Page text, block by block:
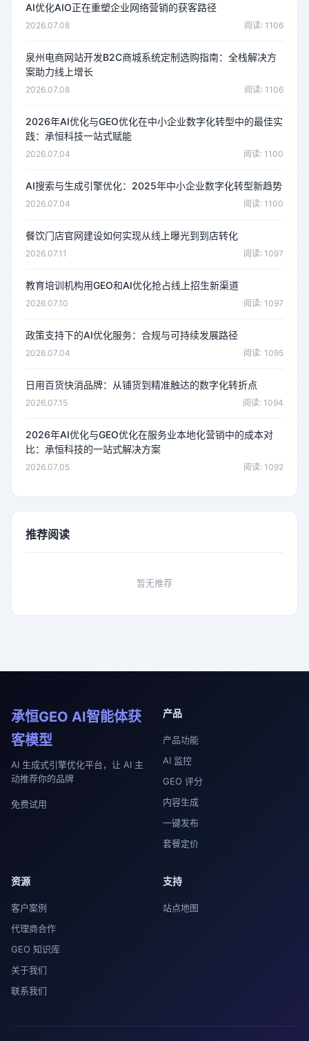
AI优化AIO正在重塑企业网络营销的获客路径
2026.07.08 阅读: 1106
泉州电商网站开发B2C商城系统定制选购指南：全栈解决方
案助力线上增长
2026.07.08 阅读: 1106
2026年AI优化与GEO优化在中小企业数字化转型中的最佳实
践：承恒科技一站式赋能
2026.07.04 阅读: 1100
AI搜索与生成引擎优化：2025年中小企业数字化转型新趋势
2026.07.04 阅读: 1100
餐饮门店官网建设如何实现从线上曝光到到店转化
2026.07.11 阅读: 1097
教育培训机构用GEO和AI优化抢占线上招生新渠道
2026.07.10 阅读: 1097
政策支持下的AI优化服务：合规与可持续发展路径
2026.07.04 阅读: 1095
日用百货快消品牌：从铺货到精准触达的数字化转折点
2026.07.15 阅读: 1094
2026年AI优化与GEO优化在服务业本地化营销中的成本对
比：承恒科技的一站式解决方案
2026.07.05 阅读: 1092
推荐阅读
暂无推荐
承恒GEO AI智能体获
客模型
AI 生成式引擎优化平台，让 AI 主
动推荐你的品牌
免费试用
产品
产品功能
AI 监控
GEO 评分
内容生成
一键发布
套餐定价
资源
客户案例
代理商合作
GEO 知识库
关于我们
联系我们
支持
站点地图